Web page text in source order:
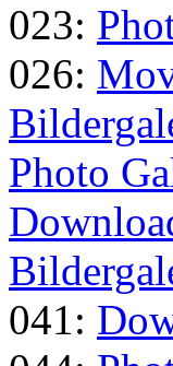
023:
026:
Photo
041: